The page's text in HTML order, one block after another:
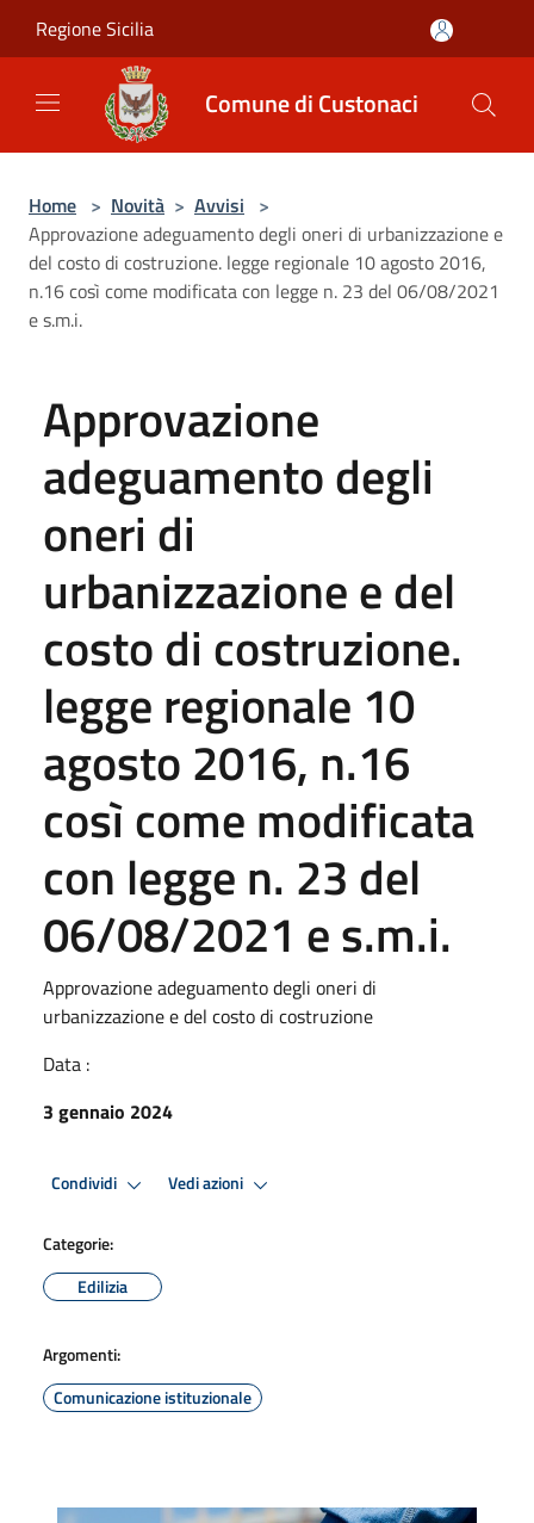
Regione Sicilia
Comune di Custonaci
Home > Novità > Avvisi >
Approvazione adeguamento degli oneri di urbanizzazione e
del costo di costruzione. legge regionale 10 agosto 2016,
n.16 così come modificata con legge n. 23 del 06/08/2021
e s.m.i.
Approvazione
adeguamento degli
oneri di
urbanizzazione e del
costo di costruzione.
legge regionale 10
agosto 2016, n.16
così come modificata
con legge n. 23 del
06/08/2021 e s.m.i.
Approvazione adeguamento degli oneri di
urbanizzazione e del costo di costruzione
Data :
3 gennaio 2024
Condividi Vedi azioni
Categorie:
Edilizia
Argomenti:
Comunicazione istituzionale